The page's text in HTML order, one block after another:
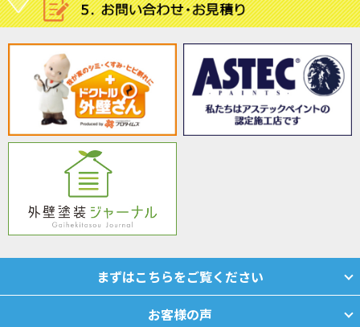
まずはこちらをご覧ください
お客様の声